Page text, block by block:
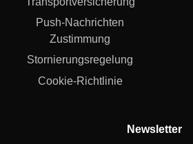
Push-Nachrichten
Zustimmung
Stornierungsregelung
Cookie-Richtlinie
Newsletter